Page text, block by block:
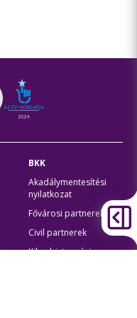
BKK
Akadálymentesítési
nyilatkozat
Fővárosi partnerek
Civil partnerek
Kiberbiztonsági